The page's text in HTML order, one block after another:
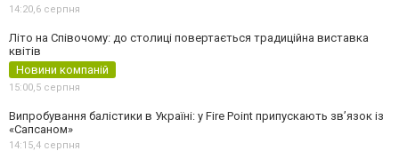
14:20,6 серпня
Літо на Співочому: до столиці повертається традиційна виставка
квітів
Новини компаній
15:00,5 серпня
Випробування балістики в Україні: у Fire Point припускають зв’язок із
«Сапсаном»
14:15,4 серпня